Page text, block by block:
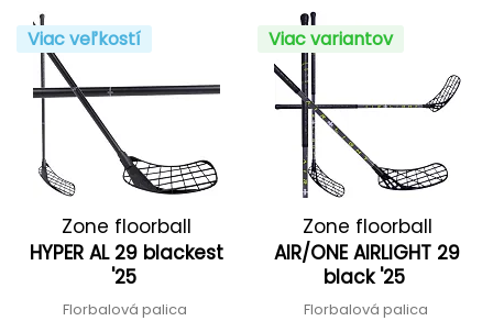
Viac veľkostí
Zone floorball
HYPER AL 29 blackest
'25
Florbalová palica
Viac variantov
Zone floorball
AIR/ONE AIRLIGHT 29
black '25
Florbalová palica